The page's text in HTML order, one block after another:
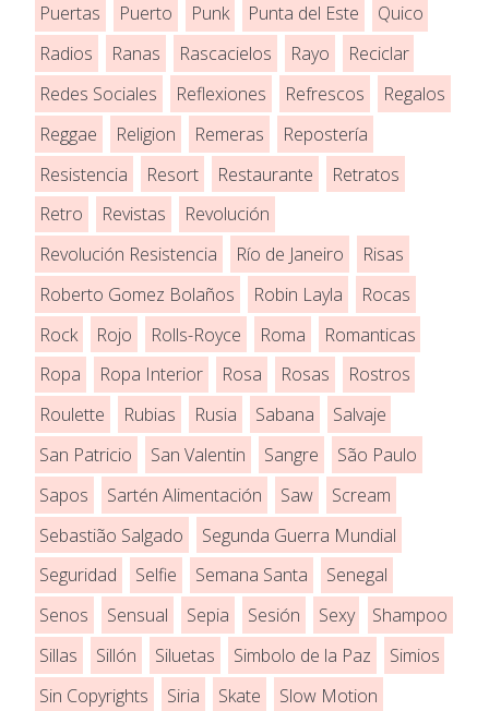
Puertas
Puerto Punk Punta del Este
Quico
Radios
Ranas Rascacielos Rayo
Reciclar
Redes Sociales
Reflexiones Refrescos
Regalos
Reggae
Religion Remeras
Repostería
Resistencia
Resort Restaurante
Retratos
Retro
Revistas
Revolución
Revolución Resistencia
Río de Janeiro
Risas
Roberto Gomez Bolaños
Robin Layla
Rocas
Rock
Rojo Rolls-Royce Roma
Romanticas
Ropa
Ropa Interior Rosa Rosas
Rostros
Roulette
Rubias Rusia Sabana
Salvaje
San Patricio
San Valentin Sangre
São Paulo
Sapos
Sartén Alimentación Saw
Scream
Sebastião Salgado
Segunda Guerra Mundial
Seguridad
Selfie Semana Santa
Senegal
Senos
Sensual Sepia Sesión Sexy
Shampoo
Sillas
Sillón Siluetas Simbolo de la Paz
Simios
Sin Copyrights
Siria Skate
Slow Motion